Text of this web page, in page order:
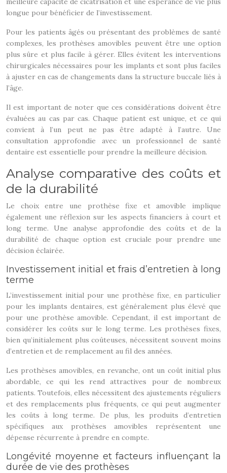
longue pour bénéficier de l’investissement.
Pour les patients âgés ou présentant des problèmes de santé
complexes, les prothèses amovibles peuvent être une option
plus sûre et plus facile à gérer. Elles évitent les interventions
chirurgicales nécessaires pour les implants et sont plus faciles
à ajuster en cas de changements dans la structure buccale liés à
l’âge.
Il est important de noter que ces considérations doivent être
évaluées au cas par cas. Chaque patient est unique, et ce qui
convient à l’un peut ne pas être adapté à l’autre. Une
consultation approfondie avec un professionnel de santé
dentaire est essentielle pour prendre la meilleure décision.
Analyse comparative des coûts et
de la durabilité
Le choix entre une prothèse fixe et amovible implique
également une réflexion sur les aspects financiers à court et
long terme. Une analyse approfondie des coûts et de la
durabilité de chaque option est cruciale pour prendre une
décision éclairée.
Investissement initial et frais d’entretien à long
terme
L’investissement initial pour une prothèse fixe, en particulier
pour les implants dentaires, est généralement plus élevé que
pour une prothèse amovible. Cependant, il est important de
considérer les coûts sur le long terme. Les prothèses fixes,
bien qu’initialement plus coûteuses, nécessitent souvent moins
d’entretien et de remplacement au fil des années.
Les prothèses amovibles, en revanche, ont un coût initial plus
abordable, ce qui les rend attractives pour de nombreux
patients. Toutefois, elles nécessitent des ajustements réguliers
et des remplacements plus fréquents, ce qui peut augmenter
les coûts à long terme. De plus, les produits d’entretien
spécifiques aux prothèses amovibles représentent une
dépense récurrente à prendre en compte.
Longévité moyenne et facteurs influençant la
durée de vie des prothèses